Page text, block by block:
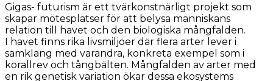
Gigas- futurism är ett tvärkonstnärligt projekt som
skapar mötesplatser för att belysa människans
relation till havet och den biologiska mångfalden.
I havet finns rika livsmiljöer där flera arter lever i
samklang med varandra, konkreta exempel som i
korallrev och tångbälten. Mångfalden av arter med
en rik genetisk variation ökar dessa ekosystems